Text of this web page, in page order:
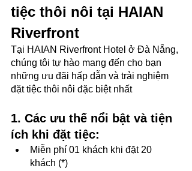
tiệc thôi nôi tại HAIAN
Riverfront
Tại HAIAN Riverfront Hotel ở Đà Nẵng,
chúng tôi tự hào mang đến cho bạn
những ưu đãi hấp dẫn và trải nghiệm
đặt tiệc thôi nôi đặc biệt nhất
1. Các ưu thế nổi bật và tiện
ích khi đặt tiệc:
Miễn phí 01 khách khi đặt 20
khách (*)